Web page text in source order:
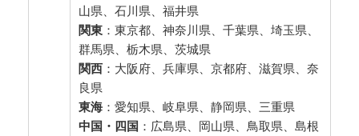
山県、石川県、福井県
関東 ：東京都、神奈川県、千葉県、埼玉県、
群馬県、栃木県、茨城県
関西 ：大阪府、兵庫県、京都府、滋賀県、奈
良県
東海 ：愛知県、岐阜県、静岡県、三重県
中国・四国 ：広島県、岡山県、鳥取県、島根